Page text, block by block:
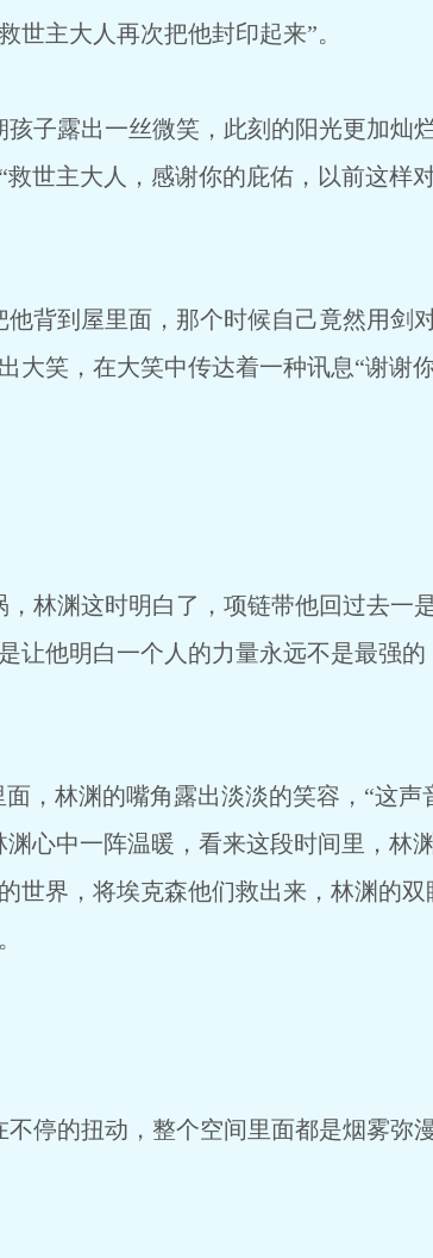
主大人再次把他封印起来”。
露出一丝微笑，此刻的阳光更加灿
世主大人，感谢你的庇佑，以前这样
到屋里面，那个时候自己竟然用剑
大笑，在大笑中传达着一种讯息“谢谢
这时明白了，项链带他回过去一
让他明白一个人的力量永远不是最强的
渊的嘴角露出淡淡的笑容，“这声
心中一阵温暖，看来这段时间里，林
世界，将埃克森他们救出来，林渊的双
的扭动，整个空间里面都是烟雾弥